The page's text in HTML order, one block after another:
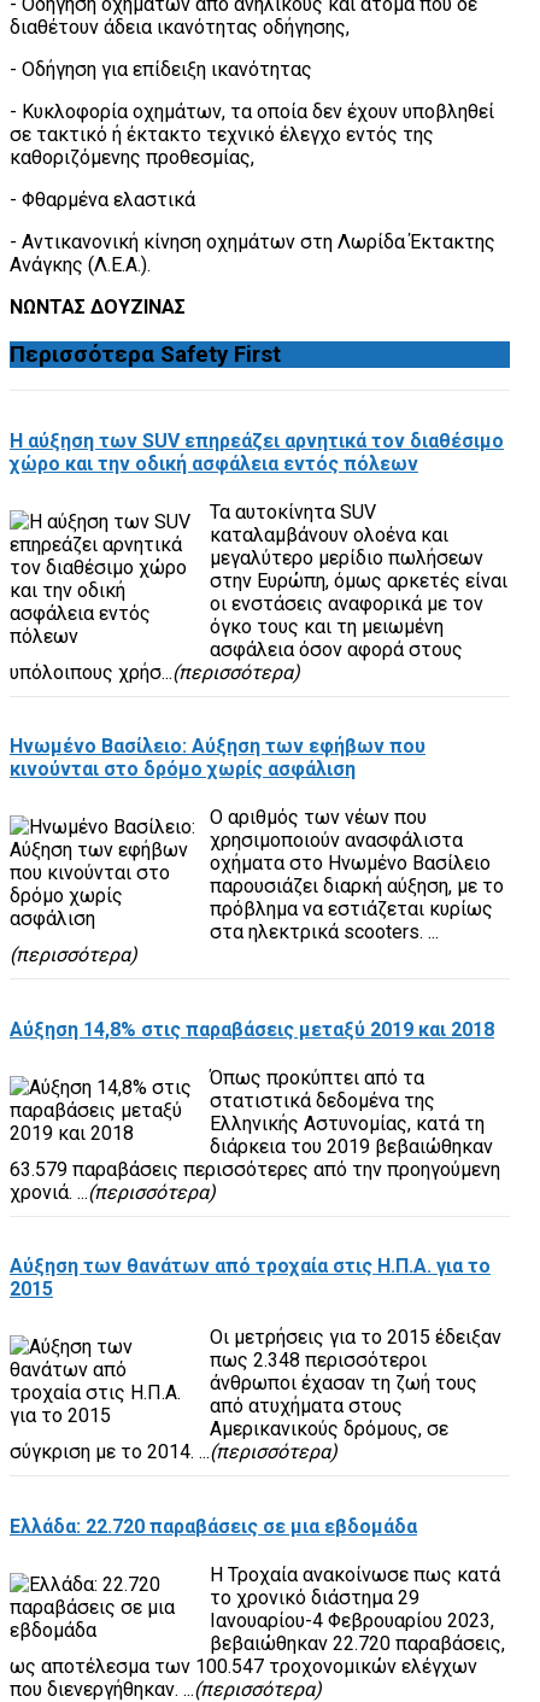
διαθέτουν άδεια ικανότητας οδήγησης,
- Οδήγηση για επίδειξη ικανότητας
- Κυκλοφορία οχημάτων, τα οποία δεν έχουν υποβληθεί
σε τακτικό ή έκτακτο τεχνικό έλεγχο εντός της
καθοριζόμενης προθεσμίας,
- Φθαρμένα ελαστικά
- Αντικανονική κίνηση οχημάτων στη Λωρίδα Έκτακτης
Ανάγκης (Λ.Ε.Α.).
ΝΩΝΤΑΣ ΔΟΥΖΙΝΑΣ
Περισσότερα Safety First
Η αύξηση των SUV επηρεάζει αρνητικά τον διαθέσιμο
χώρο και την οδική ασφάλεια εντός πόλεων
Τα αυτοκίνητα SUV
καταλαμβάνουν ολοένα και
μεγαλύτερο μερίδιο πωλήσεων
στην Ευρώπη, όμως αρκετές είναι
οι ενστάσεις αναφορικά με τον
όγκο τους και τη μειωμένη
ασφάλεια όσον αφορά στους
υπόλοιπους χρήσ...(περισσότερα)
Ηνωμένο Βασίλειο: Αύξηση των εφήβων που
κινούνται στο δρόμο χωρίς ασφάλιση
Ο αριθμός των νέων που
χρησιμοποιούν ανασφάλιστα
οχήματα στο Ηνωμένο Βασίλειο
παρουσιάζει διαρκή αύξηση, με το
πρόβλημα να εστιάζεται κυρίως
στα ηλεκτρικά scooters. ...
(περισσότερα)
Αύξηση 14,8% στις παραβάσεις μεταξύ 2019 και 2018
Όπως προκύπτει από τα
στατιστικά δεδομένα της
Ελληνικής Αστυνομίας, κατά τη
διάρκεια του 2019 βεβαιώθηκαν
63.579 παραβάσεις περισσότερες από την προηγούμενη
χρονιά. ...(περισσότερα)
Αύξηση των θανάτων από τροχαία στις Η.Π.Α. για το
2015
Οι μετρήσεις για το 2015 έδειξαν
πως 2.348 περισσότεροι
άνθρωποι έχασαν τη ζωή τους
από ατυχήματα στους
Αμερικανικούς δρόμους, σε
σύγκριση με το 2014. ...(περισσότερα)
Ελλάδα: 22.720 παραβάσεις σε μια εβδομάδα
Η Τροχαία ανακοίνωσε πως κατά
το χρονικό διάστημα 29
Ιανουαρίου-4 Φεβρουαρίου 2023,
βεβαιώθηκαν 22.720 παραβάσεις,
ως αποτέλεσμα των 100.547 τροχονομικών ελέγχων
που διενεργήθηκαν. ...(περισσότερα)